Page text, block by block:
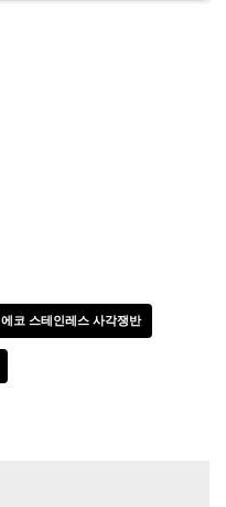
에코 스테인레스 사각쟁반